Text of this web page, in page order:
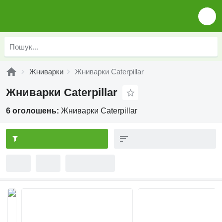
Жниварки Жниварки Caterpillar
Жниварки Caterpillar
6 оголошень: Жниварки Caterpillar